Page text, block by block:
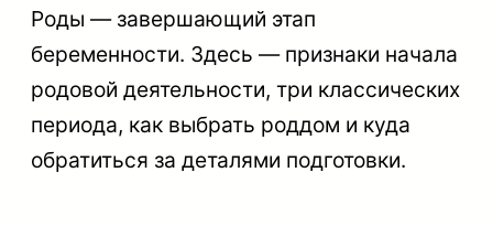
Роды — завершающий этап
беременности. Здесь — признаки начала
родовой деятельности, три классических
периода, как выбрать роддом и куда
обратиться за деталями подготовки.